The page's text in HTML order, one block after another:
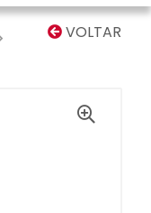
VOLTAR